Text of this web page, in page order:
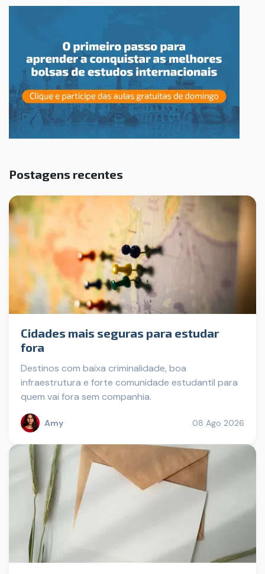
Postagens recentes
Cidades mais seguras para estudar
fora
Destinos com baixa criminalidade, boa
infraestrutura e forte comunidade estudantil para
quem vai fora sem companhia.
Amy 08 Ago 2026